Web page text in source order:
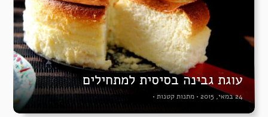
עוגת גבינה בסיסית למתחילים
24 במאי, 2015 • מתנות קטנות •